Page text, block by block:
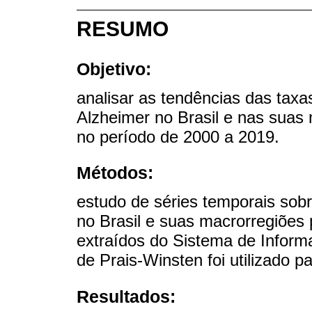
RESUMO
Objetivo:
analisar as tendências das
Alzheimer no Brasil e nas
no período de 2000 a 2019.
Métodos:
estudo de séries temporais
no Brasil e suas
extraídos do Sistema de
de Prais-Winsten foi utilizado
Resultados: